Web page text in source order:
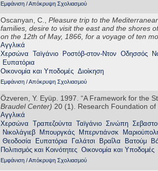
Εμφάνιση / Απόκρυψη Σχολιασμού
Oscanyan, C., Pleasure trip to the
families, desire to visit the east and the shores
on the 12th of May, 1866, for a voyage of ten
Αγγλικά
Χερσώνα Ταϊγάνιο Ροστόβ-στον-Ντον Οδησσός
Ευπατόρια
Οικονομία και Υποδομές Διοίκηση
Εμφάνιση / Απόκρυψη Σχολιασμού
Özveren, Y. Eyüp. 1997. “A Framework for the
Braudel Center) 20 (1). Research Foundation
Αγγλικά
Χερσώνα Τραπεζούντα Ταϊγάνιο Σινώπη
Νικολάγιεβ
Μπουργκάς Μπερντιάνσκ
Θεοδοσία
Ευπατόρια Γαλάτσι Βραΐλα Βατούμ
Πολιτισμός και Κοινότητες Οικονομία και Υποδομές
Εμφάνιση / Απόκρυψη Σχολιασμού